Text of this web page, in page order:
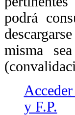
podrá
misma
y F.P.